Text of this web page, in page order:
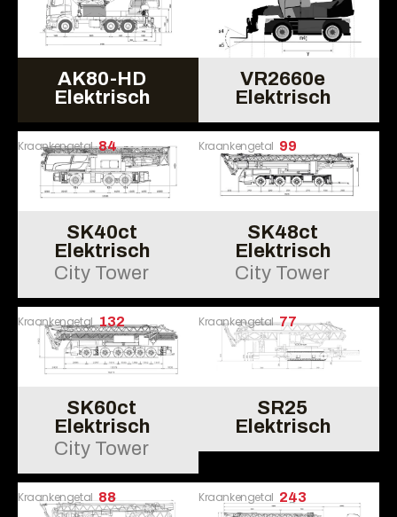
AK80-HD
Elektrisch
VR2660e
Elektrisch
Kraankengetal 84
SK40ct
Elektrisch
City Tower
Kraankengetal 99
SK48ct
Elektrisch
City Tower
Kraankengetal 132
SK60ct
Elektrisch
City Tower
Kraankengetal 77
SR25
Elektrisch
Kraankengetal 88 Kraankengetal 243